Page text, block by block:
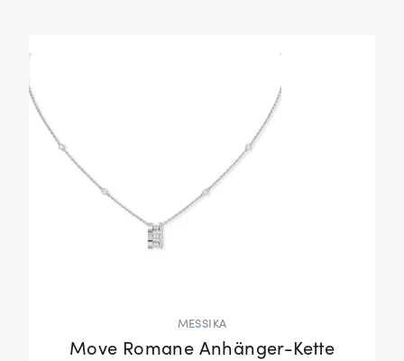
MESSIKA
Move Romane Anhänger-Kette